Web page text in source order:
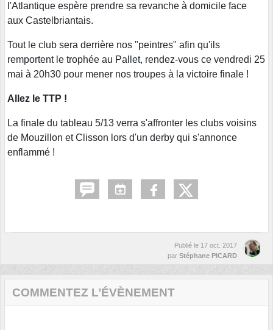
l'Atlantique espère prendre sa revanche à domicile face
aux Castelbriantais.
Tout le club sera derrière nos "peintres" afin qu'ils
remportent le trophée au Pallet, rendez-vous ce vendredi 25
mai à 20h30 pour mener nos troupes à la victoire finale !
Allez le TTP !
La finale du tableau 5/13 verra s'affronter les clubs voisins
de Mouzillon et Clisson lors d'un derby qui s'annonce
enflammé !
Publié le 17 oct. 2017
par Stéphane PICARD
COMMENTEZ L’ÉVÈNEMENT